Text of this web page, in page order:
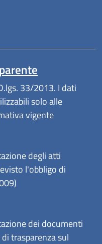
33/2013. I dati
solo alle
vigente
degli atti
l'obbligo di
dei documenti
trasparenza sul